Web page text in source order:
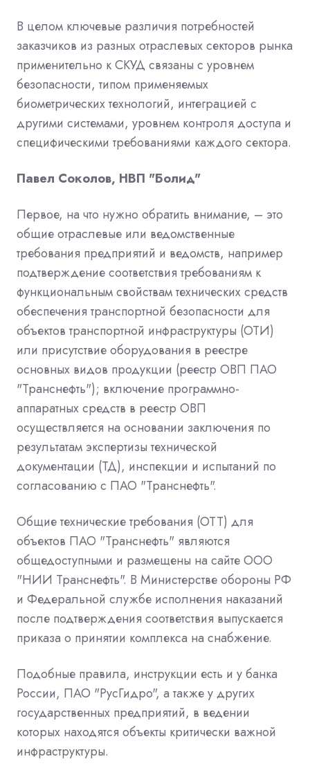
В целом ключевые различия потребностей
заказчиков из разных отраслевых секторов рынка
применительно к СКУД связаны с уровнем
безопасности, типом применяемых
биометрических технологий, интеграцией с
другими системами, уровнем контроля доступа и
специфическими требованиями каждого сектора.
Павел Соколов, НВП "Болид"
Первое, на что нужно обратить внимание, – это
общие отраслевые или ведомственные
требования предприятий и ведомств, например
подтверждение соответствия требованиям к
функциональным свойствам технических средств
обеспечения транспортной безопасности для
объектов транспортной инфраструктуры (ОТИ)
или присутствие оборудования в реестре
основных видов продукции (реестр ОВП ПАО
"Транснефть"); включение программно-
аппаратных средств в реестр ОВП
осуществляется на основании заключения по
результатам экспертизы технической
документации (ТД), инспекции и испытаний по
согласованию с ПАО "Транснефть".
Общие технические требования (ОТТ) для
объектов ПАО "Транснефть" являются
общедоступными и размещены на сайте ООО
"НИИ Транснефть". В Министерстве обороны РФ
и Федеральной службе исполнения наказаний
после подтверждения соответствия выпускается
приказа о принятии комплекса на снабжение.
Подобные правила, инструкции есть и у банка
России, ПАО "РусГидро", а также у других
государственных предприятий, в ведении
которых находятся объекты критически важной
инфраструктуры.